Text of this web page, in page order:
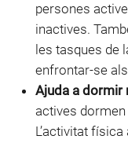
persones
inactives.
les tasques de
enfrontar-se
Ajuda a dormir
actives
L’activitat